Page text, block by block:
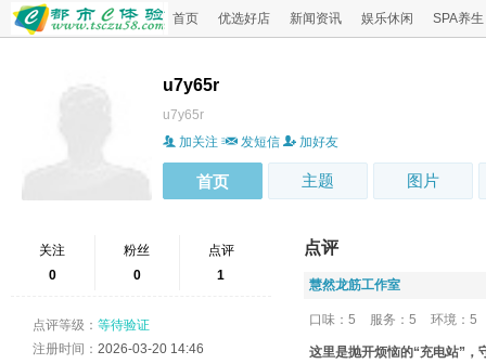
首页 优选好店 新闻资讯 娱乐休闲 SPA养生
u7y65r
u7y65r
加关注
发短信 加好友
首页 主题 图片
关注
0
粉丝
0
点评
1
点评等级： 等待验证
注册时间： 2026-03-20 14:46
点评
慧然龙筋工作室
口味：5 服务：5 环境：5
这里是抛开烦恼的“充电站”，